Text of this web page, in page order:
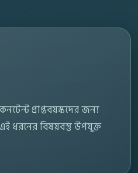
প্রাপ্তবয়স্কদের জন্য
ধরনের বিষয়বস্তু উপযুক্ত